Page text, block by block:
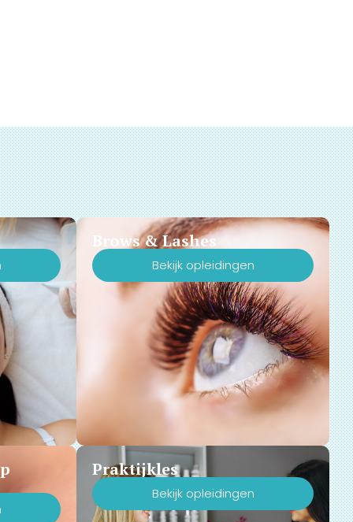
Brows & Lashes
Bekijk opleidingen
Praktijkles
Bekijk opleidingen